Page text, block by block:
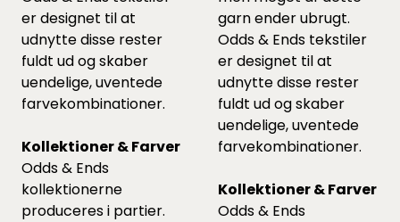
er designet til at
udnytte disse rester
fuldt ud og skaber
uendelige, uventede
farvekombinationer.
Kollektioner & Farver
Odds & Ends
kollektionerne
produceres i partier.
garn ender ubrugt.
Odds & Ends tekstiler
er designet til at
udnytte disse rester
fuldt ud og skaber
uendelige, uventede
farvekombinationer.
Kollektioner & Farver
Odds & Ends